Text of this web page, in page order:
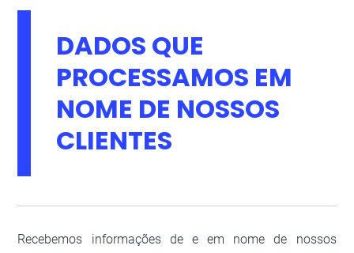
DADOS QUE
PROCESSAMOS EM
NOME DE NOSSOS
CLIENTES
Recebemos informações de e em nome de nossos